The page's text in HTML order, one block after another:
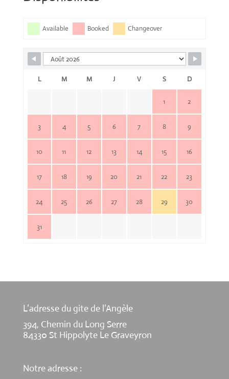
Available Booked Changeover
L M M J V S D
1 2
3 4 5 6 7 8 9
10 11 12 13 14 15 16
17 18 19 20 21 22 23
24 25 26 27 28 29 30
31
L’adresse du gite de l’Angèle
394, Chemin du Long Serre
84330 St Hippolyte Le Graveyron
Notre adresse :